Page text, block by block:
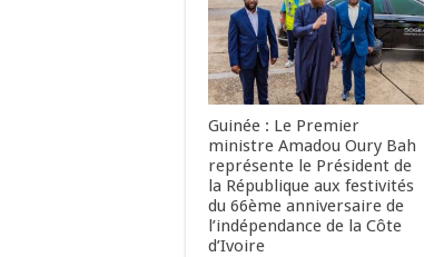
Guinée : Le Premier
ministre Amadou Oury Bah
représente le Président de
la République aux festivités
du 66ème anniversaire de
l’indépendance de la Côte
d’Ivoire